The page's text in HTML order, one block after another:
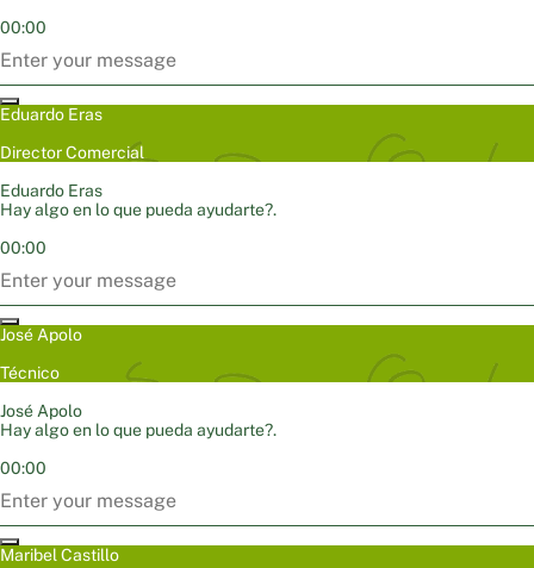
00:00
Eduardo Eras
Director Comercial
Eduardo Eras
Hay algo en lo que pueda ayudarte?.
00:00
José Apolo
Técnico
José Apolo
Hay algo en lo que pueda ayudarte?.
00:00
Maribel Castillo